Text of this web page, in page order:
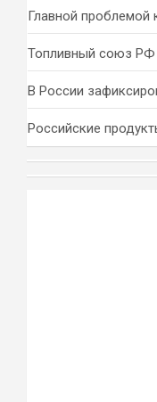
Главной проблемой
Топливный союз РФ
В России
Российские